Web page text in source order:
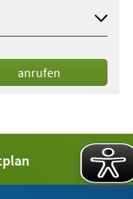
anrufen